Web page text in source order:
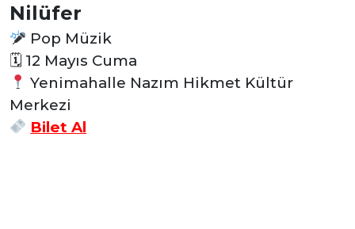
Nilüfer
Pop Müzik
🗓 12 Mayıs Cuma
Yenimahalle Nazım Hikmet Kültür
Merkezi
Bilet Al